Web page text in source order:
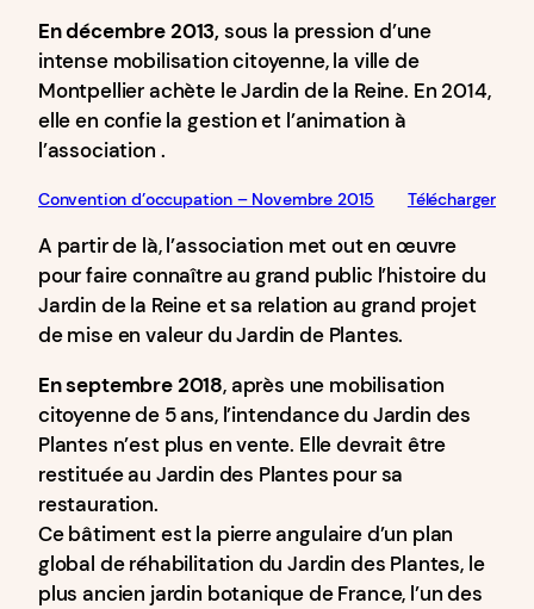
En décembre 2013,sous la pression d’une
intense mobilisation citoyenne, la ville de
Montpellier achète le Jardin de la Reine. En 2014,
elle en confie la gestion et l’animation à
l’association .
Convention d’occupation – Novembre 2015 Télécharger
A partir de là, l’association met out en œuvre
pour faire connaître au grand public l’histoire du
Jardin de la Reine et sa relation au grand projet
de mise en valeur du Jardin de Plantes.
En septembre 2018, après une mobilisation
citoyenne de 5 ans, l’intendance du Jardin des
Plantes n’est plus en vente. Elle devrait être
restituée au Jardin des Plantes pour sa
restauration.
Ce bâtiment est la pierre angulaire d’un plan
global de réhabilitation du Jardin des Plantes, le
plus ancien jardin botanique de France, l’un des